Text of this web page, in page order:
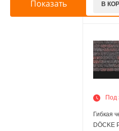
В
Под
Гибкая
DÖCKE